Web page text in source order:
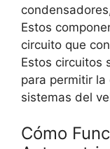
Estos
circuito que
Estos circuitos
para permitir
sistemas del
Cómo